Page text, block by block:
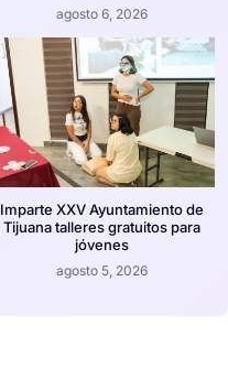
agosto 6, 2026
Imparte XXV Ayuntamiento de
Tijuana talleres gratuitos para
jóvenes
agosto 5, 2026